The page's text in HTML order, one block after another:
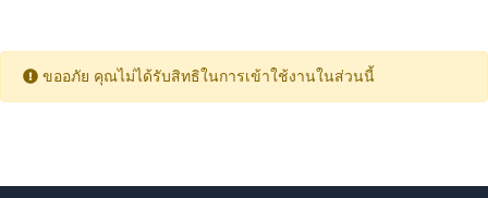
ขออภัย คุณไม่ได้รับสิทธิในการเข้าใช้งานในส่วนนี้